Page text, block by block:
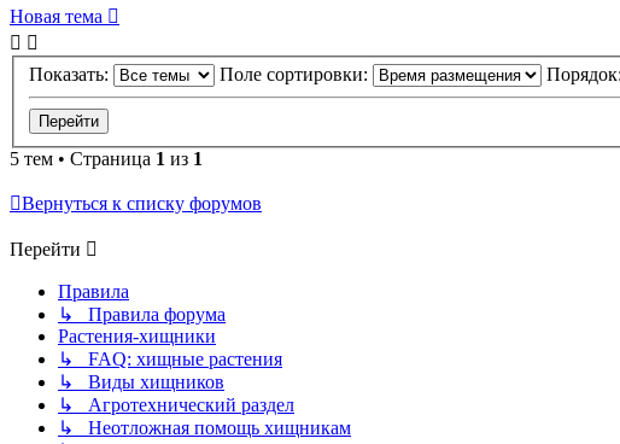
Новая
тема
Новая тема
Показать: Поле сортировки: Порядок:
5 тем • Страница 1 из 1
Вернуться к списку форумов
Перейти
Правила
↳ Правила форума
Растения-хищники
↳ FAQ: хищные растения
↳ Виды хищников
↳ Агротехнический раздел
↳ Неотложная помощь хищникам